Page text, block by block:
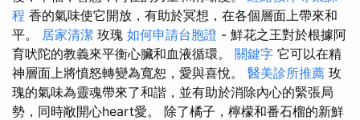
程 香的氣味使它開放，有助於冥想，在各個層面上帶來和
平。 居家清潔 玫瑰 如何申請台胞證 - 鮮花之王對於根據阿
育吠陀的教義來平衡心臟和血液循環。 關鍵字 它可以在精
神層面上將憤怒轉變為寬恕，愛與喜悅。 醫美診所推薦 玫
瑰的氣味為靈魂帶來了和諧，並有助於消除內心的緊張局
勢，同時敞開心heart愛。 除了橘子，檸檬和番石榴的新鮮